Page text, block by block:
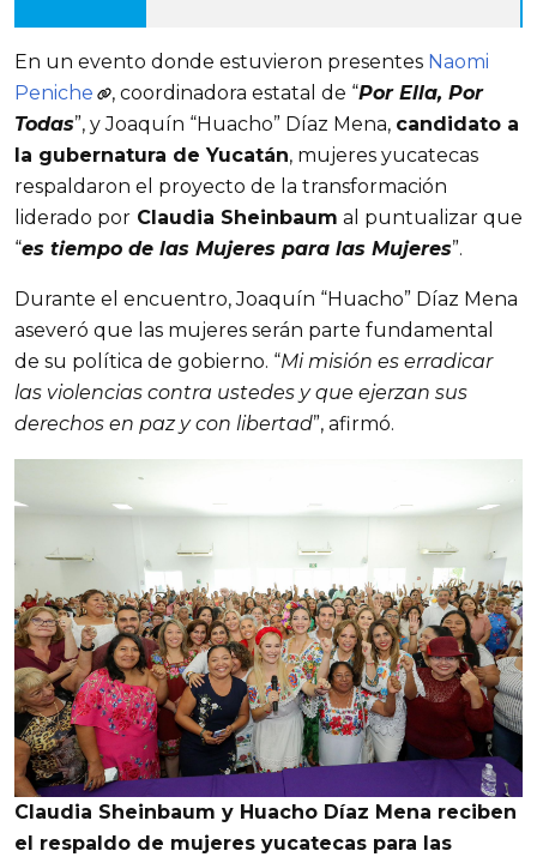
En un evento donde estuvieron presentes Naomi
Peniche
, coordinadora estatal de “Por Ella, Por
Todas”, y Joaquín “Huacho” Díaz Mena, candidato a
la gubernatura de Yucatán, mujeres yucatecas
respaldaron el proyecto de la transformación
liderado por Claudia Sheinbaum al puntualizar que
“es tiempo de las Mujeres para las Mujeres”.
Durante el encuentro, Joaquín “Huacho” Díaz Mena
aseveró que las mujeres serán parte fundamental
de su política de gobierno. “Mi misión es erradicar
las violencias contra ustedes y que ejerzan sus
derechos en paz y con libertad”, afirmó.
Claudia Sheinbaum y Huacho Díaz Mena reciben
el respaldo de mujeres yucatecas para las